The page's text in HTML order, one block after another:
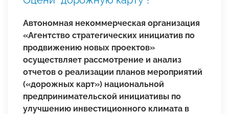
Автономная некоммерческая организация
«Агентство стратегических инициатив по
продвижению новых проектов»
осуществляет рассмотрение и анализ
отчетов о реализации планов мероприятий
(«дорожных карт») национальной
предпринимательской инициативы по
улучшению инвестиционного климата в